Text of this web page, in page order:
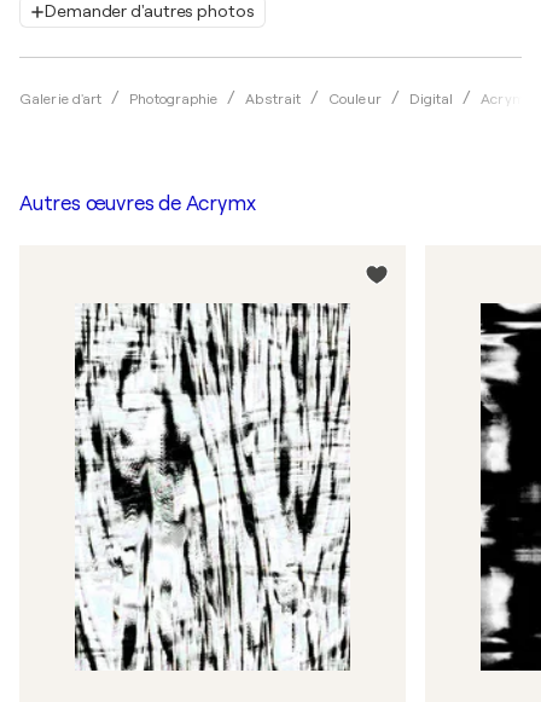
Demander d'autres photos
Galerie d'art Photographie Abstrait Couleur Digital Acrymx
Autres œuvres de Acrymx